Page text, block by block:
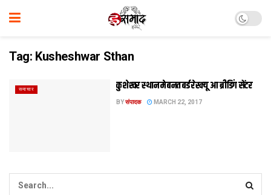
Tag: Kusheshwar Sthan
समाचार कुशेश्‍वर स्‍थान मे बनत बर्ड रेस्‍क्‍यू आ ब्रीडिंग सेंटर
BYसंपादक MARCH 22, 2017